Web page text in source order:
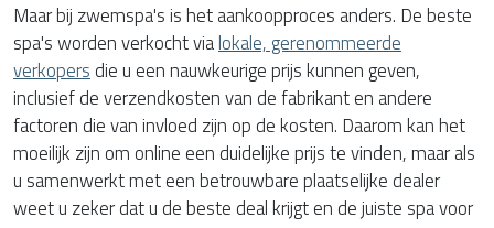
Maar bij zwemspa's is het aankoopproces anders. De beste
spa's worden verkocht vialokale, gerenommeerde
verkopersdie u een nauwkeurige prijs kunnen geven,
inclusief de verzendkosten van de fabrikant en andere
factoren die van invloed zijn op de kosten. Daarom kan het
moeilijk zijn om online een duidelijke prijs te vinden, maar als
u samenwerkt met een betrouwbare plaatselijke dealer
weet u zeker dat u de beste deal krijgt en de juiste spa voor